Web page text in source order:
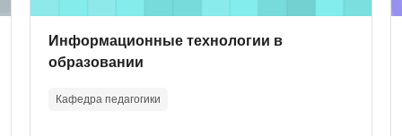
Course image
Course name
Информационные технологии в
образовании
Кафедра педагогики